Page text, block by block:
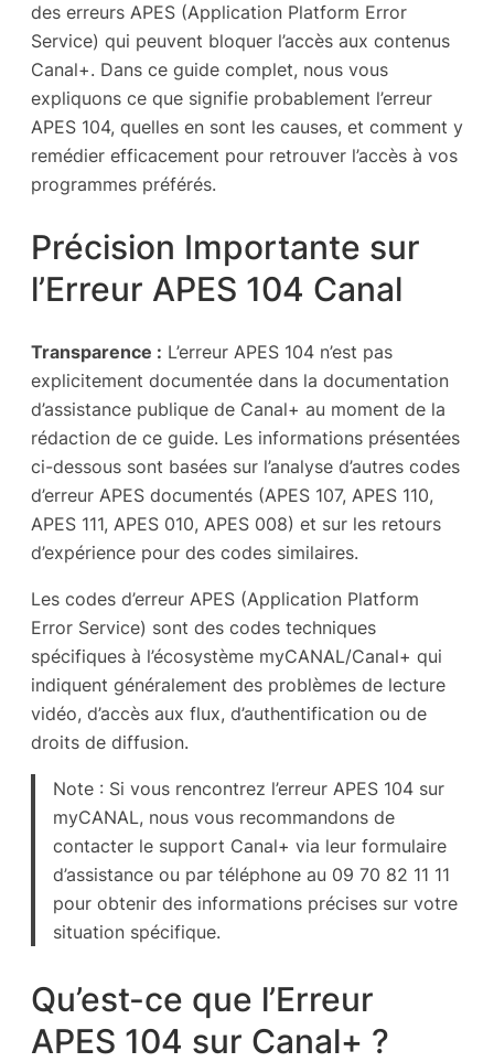
des erreurs APES (Application Platform Error
Service) qui peuvent bloquer l’accès aux contenus
Canal+. Dans ce guide complet, nous vous
expliquons ce que signifie probablement l’erreur
APES 104, quelles en sont les causes, et comment y
remédier efficacement pour retrouver l’accès à vos
programmes préférés.
Précision Importante sur
l’Erreur APES 104 Canal
Transparence : L’erreur APES 104 n’est pas
explicitement documentée dans la documentation
d’assistance publique de Canal+ au moment de la
rédaction de ce guide. Les informations présentées
ci-dessous sont basées sur l’analyse d’autres codes
d’erreur APES documentés (APES 107, APES 110,
APES 111, APES 010, APES 008) et sur les retours
d’expérience pour des codes similaires.
Les codes d’erreur APES (Application Platform
Error Service) sont des codes techniques
spécifiques à l’écosystème myCANAL/Canal+ qui
indiquent généralement des problèmes de lecture
vidéo, d’accès aux flux, d’authentification ou de
droits de diffusion.
Note : Si vous rencontrez l’erreur APES 104 sur
myCANAL, nous vous recommandons de
contacter le support Canal+ via leur formulaire
d’assistance ou par téléphone au 09 70 82 11 11
pour obtenir des informations précises sur votre
situation spécifique.
Qu’est-ce que l’Erreur
APES 104 sur Canal+ ?